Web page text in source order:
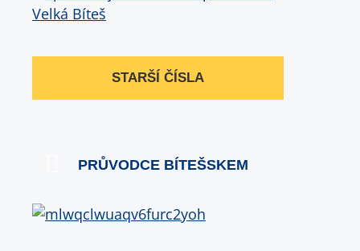
STARŠÍ ČÍSLA
PRŮVODCE BÍTEŠSKEM